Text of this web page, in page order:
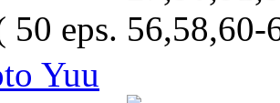
50 eps.
Yuu